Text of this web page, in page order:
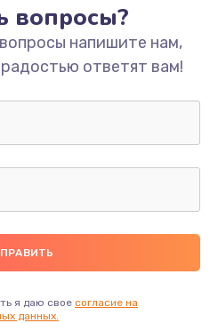
вопросы?
напишите нам,
ответят вам!
я даю свое согласие на
данных.